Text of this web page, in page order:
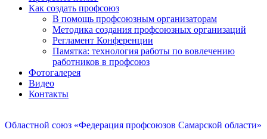
Как создать профсоюз
В помощь профсоюзным организаторам
Методика создания профсоюзных организаций
Регламент Конференции
Памятка: технология работы по вовлечению
работников в профсоюз
Фотогалерея
Видео
Контакты
Областной союз «Федерация профсоюзов Самарской области»